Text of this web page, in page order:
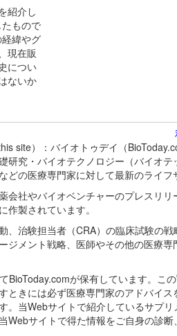
紹介し
もので
緯やグ
現在販
につい
ないか
site）：バイオトゥデイ（
研究・バイオテクノロジー（バイオ
どの医療専門家に対して最新のライ
会社やバイオベンチャーのプレスリ
作製されています。
、治験担当者（CRA）の臨床試験の
ジメント戦略、医師やその他の医療
BioToday.comが保有しています。こ
ときには必ず医療専門家のアドバイ
。当Webサイトで紹介しているサプ
Webサイトで得た情報をご自身の診